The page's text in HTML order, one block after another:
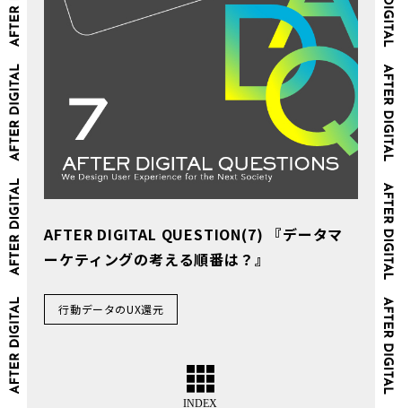
AFTER DIGITAL QUESTION(7) 『データマ
ーケティングの考える順番は？』
行動データのUX還元